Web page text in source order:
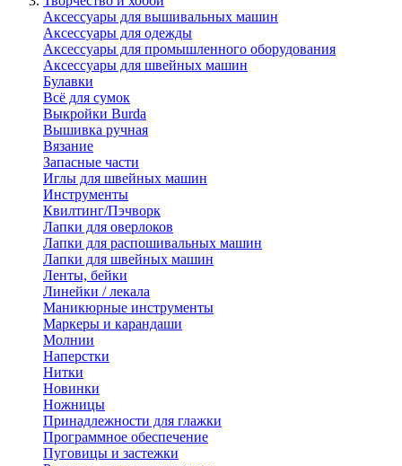
Аксессуары для вышивальных машин
Аксессуары для одежды
Аксессуары для промышленного оборудования
Аксессуары для швейных машин
Булавки
Всё для сумок
Выкройки Burda
Вышивка ручная
Вязание
Запасные части
Иглы для швейных машин
Инструменты
Квилтинг/Пэчворк
Лапки для оверлоков
Лапки для распошивальных машин
Лапки для швейных машин
Ленты, бейки
Линейки / лекала
Маникюрные инструменты
Маркеры и карандаши
Молнии
Наперстки
Нитки
Новинки
Ножницы
Принадлежности для глажки
Программное обеспечение
Пуговицы и застежки